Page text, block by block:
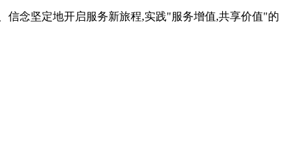
信念坚定地开启服务新旅程,实践"服务增值,共享价值"的